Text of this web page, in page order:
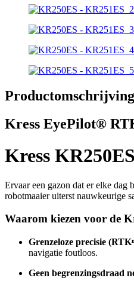
Productomschrijving
Kress EyePilot®
Kress
Ervaar een gazon dat er elke dag
robotmaaier uiterst nauwkeurige
Waarom kiezen voor de
Grenzeloze precisie
navigatie foutloos.
Geen begrenzingsdraad